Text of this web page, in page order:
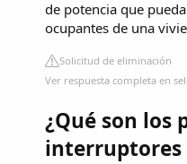
de potencia que
ocupantes de una
Solicitud de eliminación
Ver respuesta completa en
¿Qué son los
interruptores